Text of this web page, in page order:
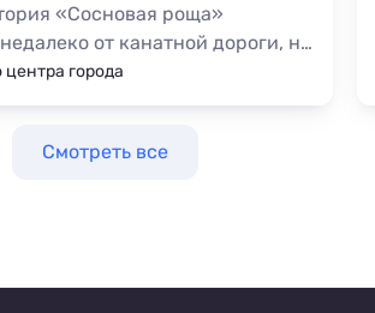
«Сосновая роща»
от канатной дороги, но
можно только через
Несмотря на необходимость
среди туристов. Причиной
центра города
Смотреть все